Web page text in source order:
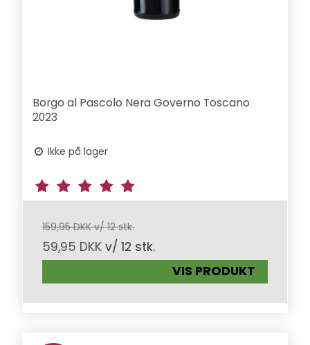
Borgo al Pascolo Nera Governo Toscano
2023
Ikke på lager
159,95 DKK v/ 12 stk.
59,95 DKK v/ 12 stk.
VIS PRODUKT